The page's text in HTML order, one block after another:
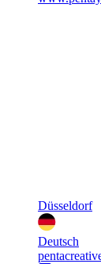
Düsseldorf
Deutsch